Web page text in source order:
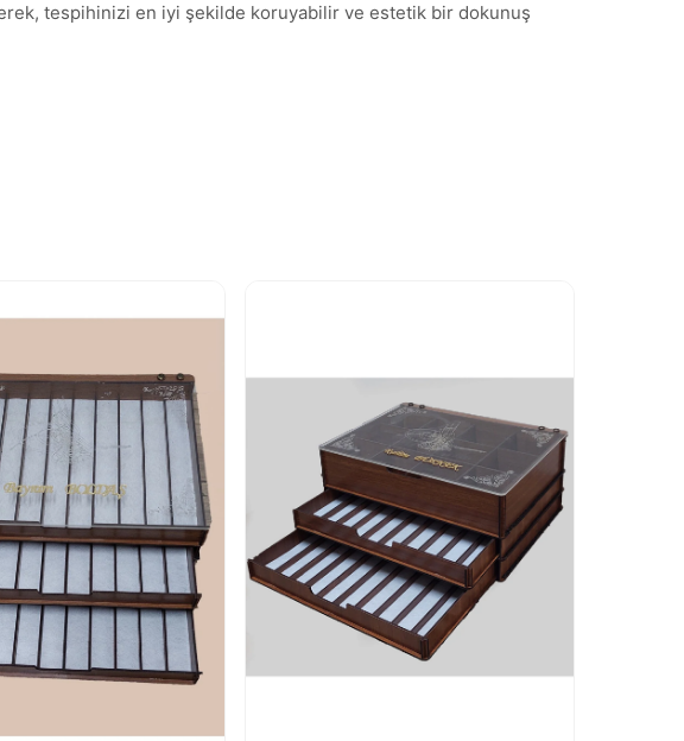
tespihinizi en iyi şekilde koruyabilir ve estetik bir dokunuş